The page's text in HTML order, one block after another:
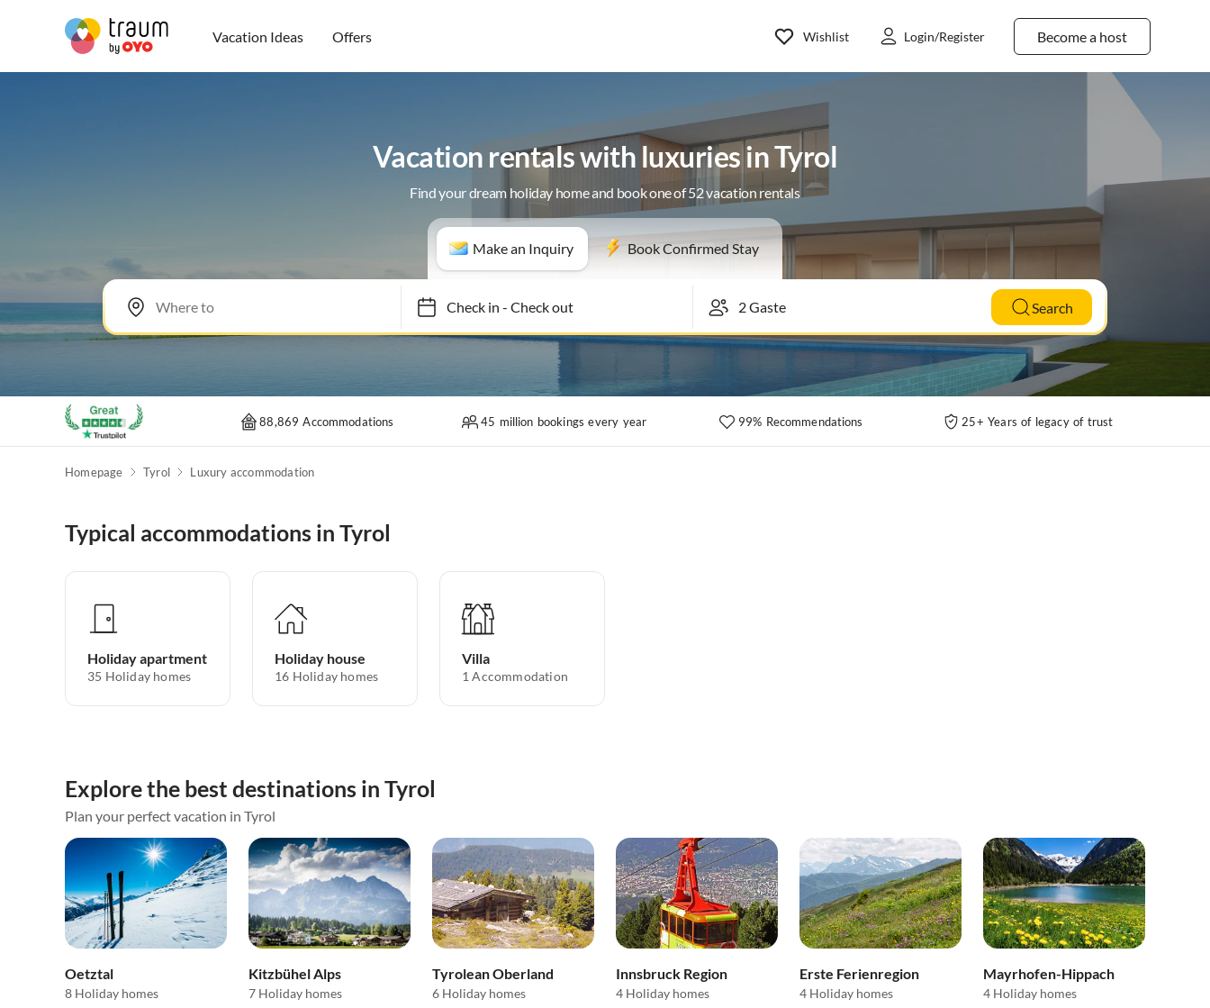
Vacation Ideas Offers Become a host
Wishlist Login/Register
Vacation rentals with luxuries in Tyrol
Find your dream holiday home and book one of 52 vacation rentals
Make an Inquiry Book Confirmed Stay
Check in- Check out Search
88,869 Accommodations 45 million bookings every year 99% Recommendations 25+ Years of legacy of trust
Homepage Tyrol Luxury accommodation
Typical accommodations in Tyrol
Holiday apartment
35 Holiday homes
Holiday house
16 Holiday homes
Villa
1 Accommodation
Explore the best destinations in Tyrol
Plan your perfect vacation in Tyrol
Oetztal
8 Holiday homes
Kitzbühel Alps
7 Holiday homes
Tyrolean Oberland
6 Holiday homes
Innsbruck Region
4 Holiday homes
Erste Ferienregion
4 Holiday homes
Mayrhofen-Hippach
4 Holiday homes